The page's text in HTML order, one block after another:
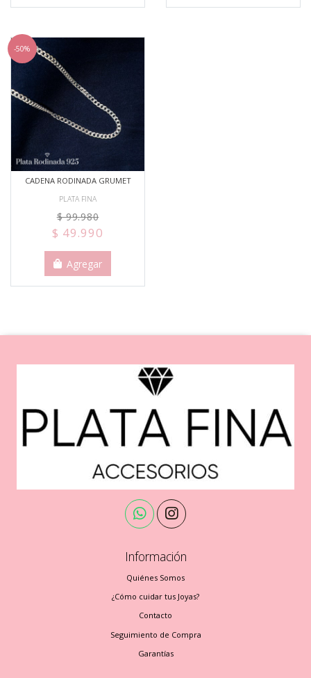
-50%
CADENA RODINADA GRUMET
PLATA FINA
$ 99.980
$ 49.990
Agregar
Información
Quiénes Somos
¿Cómo cuidar tus Joyas?
Contacto
Seguimiento de Compra
Garantías